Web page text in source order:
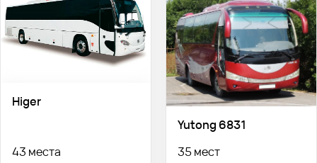
Higer
43 места
Yutong 6831
35 мест